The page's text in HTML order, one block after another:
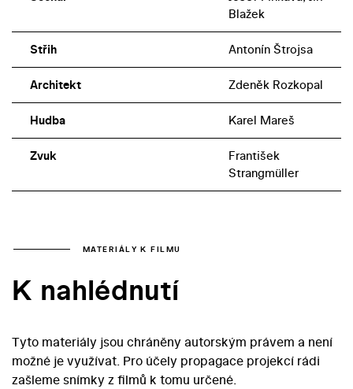
Blažek
Střih Antonín Štrojsa
Architekt Zdeněk Rozkopal
Hudba Karel Mareš
Zvuk
František
Strangmüller
MATERIÁLY K FILMU
K nahlédnutí
Tyto materiály jsou chráněny autorským právem a není
možné je využívat. Pro účely propagace projekcí rádi
zašleme snímky z filmů k tomu určené.